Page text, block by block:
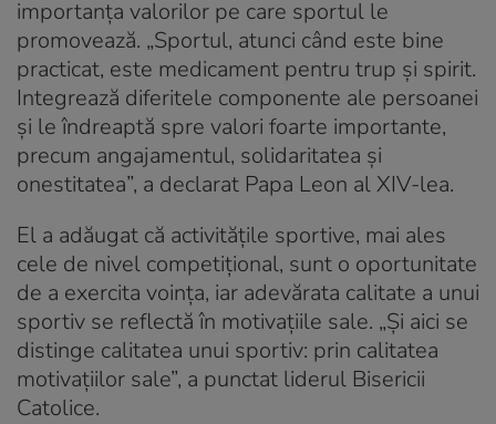
importanța valorilor pe care sportul le
promovează. „Sportul, atunci când este bine
practicat, este medicament pentru trup și spirit.
Integrează diferitele componente ale persoanei
și le îndreaptă spre valori foarte importante,
precum angajamentul, solidaritatea și
onestitatea”, a declarat Papa Leon al XIV-lea.
El a adăugat că activitățile sportive, mai ales
cele de nivel competițional, sunt o oportunitate
de a exercita voința, iar adevărata calitate a unui
sportiv se reflectă în motivațiile sale. „Și aici se
distinge calitatea unui sportiv: prin calitatea
motivațiilor sale”, a punctat liderul Bisericii
Catolice.